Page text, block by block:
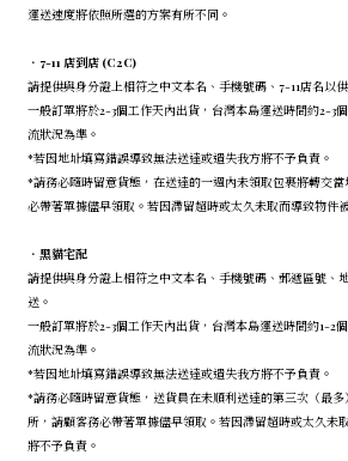
運送速度將依照所選的方案有所不同。
．7-11 店到店 (C2C)
請提供與身分證上相符之中文本名、手機號碼、7-11店名以
一般訂單將於2-3個工作天內出貨，台灣本島運送時間約2-3
流狀況為準。
*若因地址填寫錯誤導致無法送達或遺失我方將不予負責。
*請務必隨時留意貨態，在送達的一週內未領取包裹將轉交
必帶著單據儘早領取。若因滯留超時或太久未取而導致物件
． 黑貓宅配
請提供與身分證上相符之中文本名、手機號碼、郵遞區號、
送。
一般訂單將於2-3個工作天內出貨，台灣本島運送時間約1-2
流狀況為準。
*若因地址填寫錯誤導致無法送達或遺失我方將不予負責。
*請務必隨時留意貨態，送貨員在未順利送達的第三次（最
所，請顧客務必帶著單據儘早領取。若因滯留超時或太久未
將不予負責。